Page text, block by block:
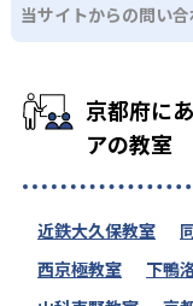
当サイトからの問い
京都府に
アの教室
近鉄大久保教室
西京極教室
下鴨